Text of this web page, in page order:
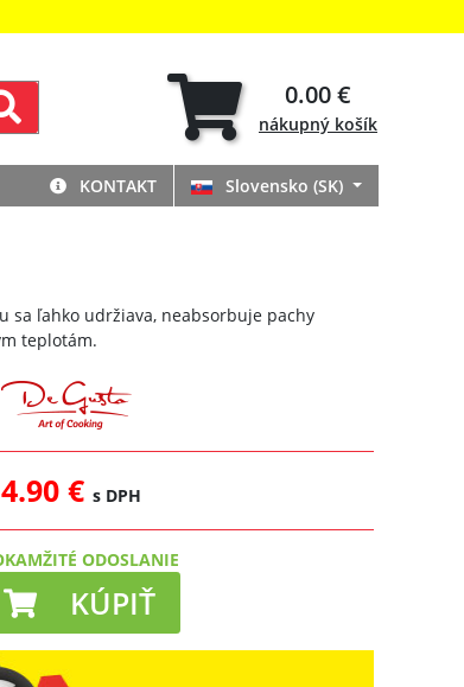
0.00 €
nákupný košík
KONTAKT Slovensko (SK)
sa ľahko udržiava, neabsorbuje pachy
teplotám.
4.90 €s DPH
ODOSLANIE
KÚPIŤ